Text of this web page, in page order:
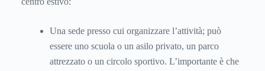
Una sede presso cui organizzare l’attività; può
essere uno scuola o un asilo privato, un parco
attrezzato o un circolo sportivo. L’importante è che